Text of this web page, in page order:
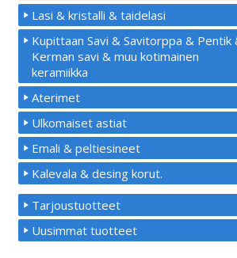
Lasi & kristalli & taidelasi
Kupittaan Savi & Savitorppa & Pentik
Kerman savi & muu kotimainen
keramiikka
Aterimet
Ulkomaiset astiat
Emali & peltiesineet
Kalevala & desing korut.
Tarjoustuotteet
Uusimmat tuotteet